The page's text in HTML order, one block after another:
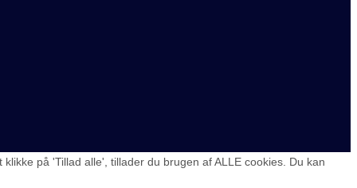
på 'Tillad alle', tillader du brugen af ALLE cookies. Du kan